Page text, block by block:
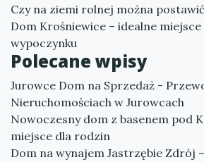
Czy na ziemi rolnej można
Dom Krośniewice – idealne miejsce
wypoczynku
Polecane wpisy
Jurowce Dom na Sprzedaż -
Nieruchomościach w Jurowcach
Nowoczesny dom z basenem pod
miejsce dla rodzin
Dom na wynajem Jastrzębie Zdrój